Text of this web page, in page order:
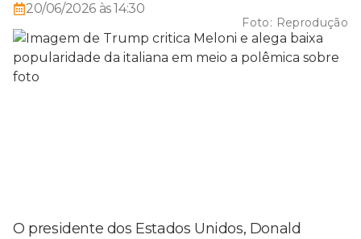
20/06/2026 às 14:30
Foto: Reprodução
O presidente dos Estados Unidos, Donald